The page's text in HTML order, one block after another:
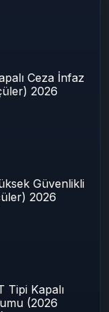
2026
2026